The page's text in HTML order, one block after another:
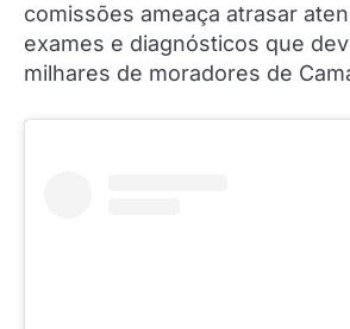
comissões ameaça atrasar
exames e diagnósticos que
milhares de moradores de